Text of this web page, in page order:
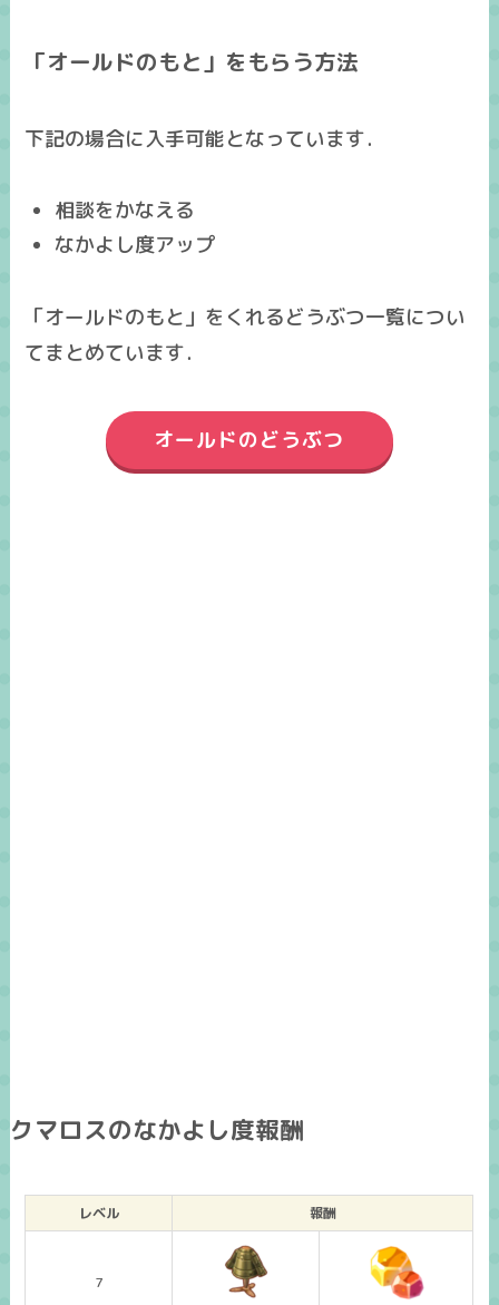
「オールドのもと」をもらう方法
下記の場合に入手可能となっています．
相談をかなえる
なかよし度アップ
「オールドのもと」をくれるどうぶつ一覧につい
てまとめています．
オールドのどうぶつ
クマロスのなかよし度報酬
レベル 報酬
7